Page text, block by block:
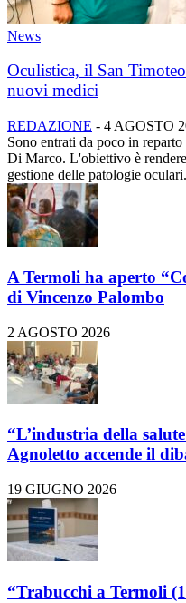
News
Oculistica, il San
nuovi medici
REDAZIONE - 4 AGOSTO
Sono entrati da poco in
Di Marco. L'obiettivo è
gestione delle patologie
A Termoli ha aperto
di Vincenzo Palombo
2 AGOSTO 2026
“L’industria della
Agnoletto accende il
19 GIUGNO 2026
“Trabucchi a Termoli